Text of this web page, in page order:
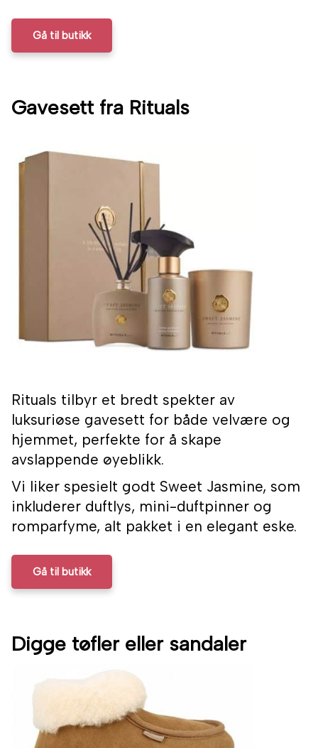
Gå til butikk
Gavesett fra Rituals
Rituals tilbyr et bredt spekter av
luksuriøse gavesett for både velvære og
hjemmet, perfekte for å skape
avslappende øyeblikk.
Vi liker spesielt godt Sweet Jasmine, som
inkluderer duftlys, mini-duftpinner og
romparfyme, alt pakket i en elegant eske.
Gå til butikk
Digge tøfler eller sandaler